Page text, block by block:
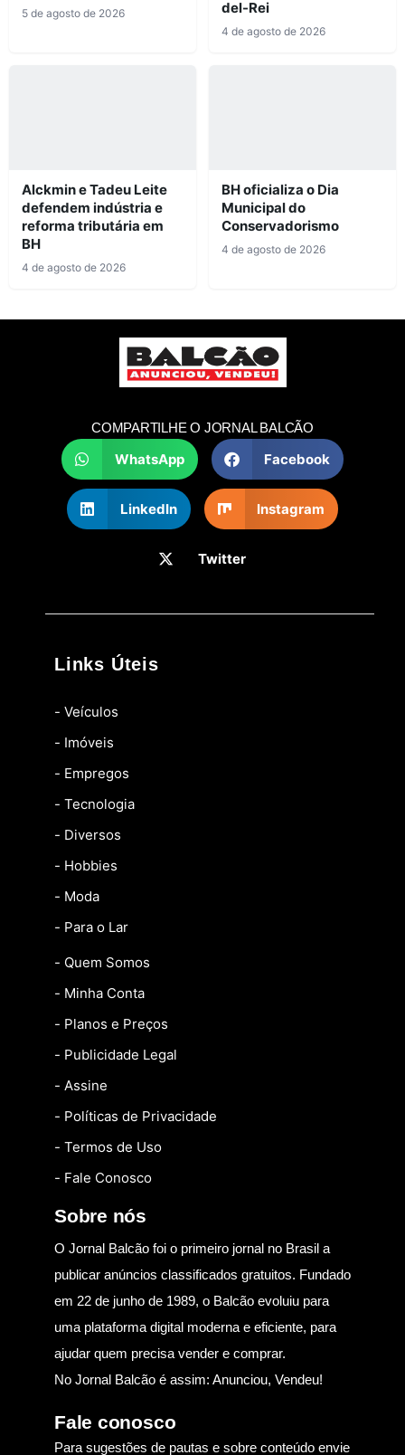
5 de agosto de 2026
del-Rei
4 de agosto de 2026
Alckmin e Tadeu Leite
defendem indústria e
reforma tributária em
BH
4 de agosto de 2026
BH oficializa o Dia
Municipal do
Conservadorismo
4 de agosto de 2026
COMPARTILHE O JORNAL BALCÃO
WhatsApp Facebook
LinkedIn Instagram
Twitter
Links Úteis
- Veículos
- Imóveis
- Empregos
- Tecnologia
- Diversos
- Hobbies
- Moda
- Para o Lar
- Quem Somos
- Minha Conta
- Planos e Preços
- Publicidade Legal
- Assine
- Políticas de Privacidade
- Termos de Uso
- Fale Conosco
Sobre nós
O Jornal Balcão foi o primeiro jornal no Brasil a
publicar anúncios classificados gratuitos. Fundado
em 22 de junho de 1989, o Balcão evoluiu para
uma plataforma digital moderna e eficiente, para
ajudar quem precisa vender e comprar.
No Jornal Balcão é assim: Anunciou, Vendeu!
Fale conosco
Para sugestões de pautas e sobre conteúdo envie